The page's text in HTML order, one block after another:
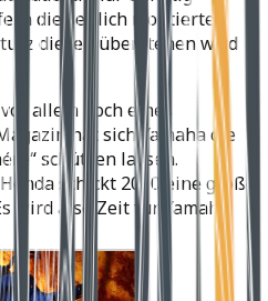
die seitlich montierten
diesen überstehen wird
allem noch eines
hat sich Yamaha die
schützen lassen.
schickt 2010 eine große
wird also Zeit für Yamaha!